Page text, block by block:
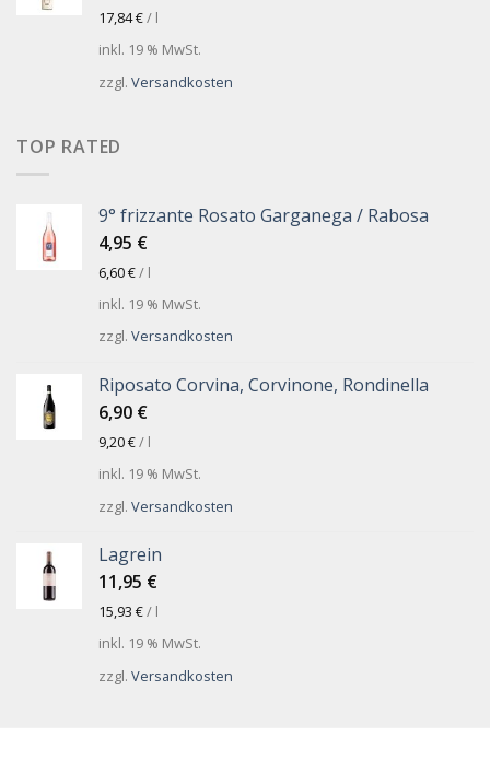
17,84€/ l
inkl. 19 % MwSt.
zzgl. Versandkosten
TOP RATED
9° frizzante Rosato Garganega / Rabosa
4,95 €
6,60€/ l
inkl. 19 % MwSt.
zzgl. Versandkosten
Riposato Corvina, Corvinone, Rondinella
6,90 €
9,20€/ l
inkl. 19 % MwSt.
zzgl. Versandkosten
Lagrein
11,95 €
15,93 €/ l
inkl. 19 % MwSt.
zzgl. Versandkosten